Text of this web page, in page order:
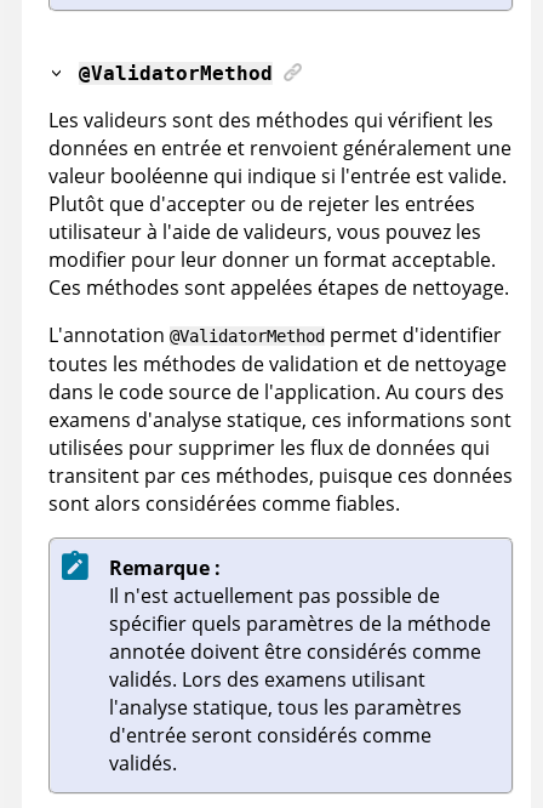
@ValidatorMethod
Les valideurs sont des méthodes qui vérifient les
données en entrée et renvoient généralement une
valeur booléenne qui indique si l'entrée est valide.
Plutôt que d'accepter ou de rejeter les entrées
utilisateur à l'aide de valideurs, vous pouvez les
modifier pour leur donner un format acceptable.
Ces méthodes sont appelées étapes de nettoyage.
L'annotation @ValidatorMethod permet d'identifier
toutes les méthodes de validation et de nettoyage
dans le code source de l'application. Au cours des
examens d'analyse statique, ces informations sont
utilisées pour supprimer les flux de données qui
transitent par ces méthodes, puisque ces données
sont alors considérées comme fiables.
Remarque :
Il n'est actuellement pas possible de
spécifier quels paramètres de la méthode
annotée doivent être considérés comme
validés. Lors des examens utilisant
l'analyse statique, tous les paramètres
d'entrée seront considérés comme
validés.